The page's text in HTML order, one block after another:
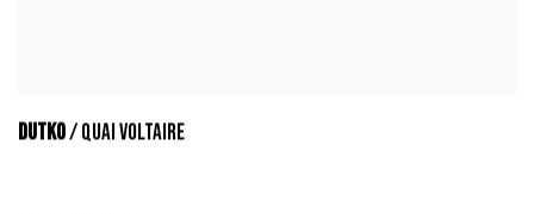
DUTKO/ QUAI VOLTAIRE